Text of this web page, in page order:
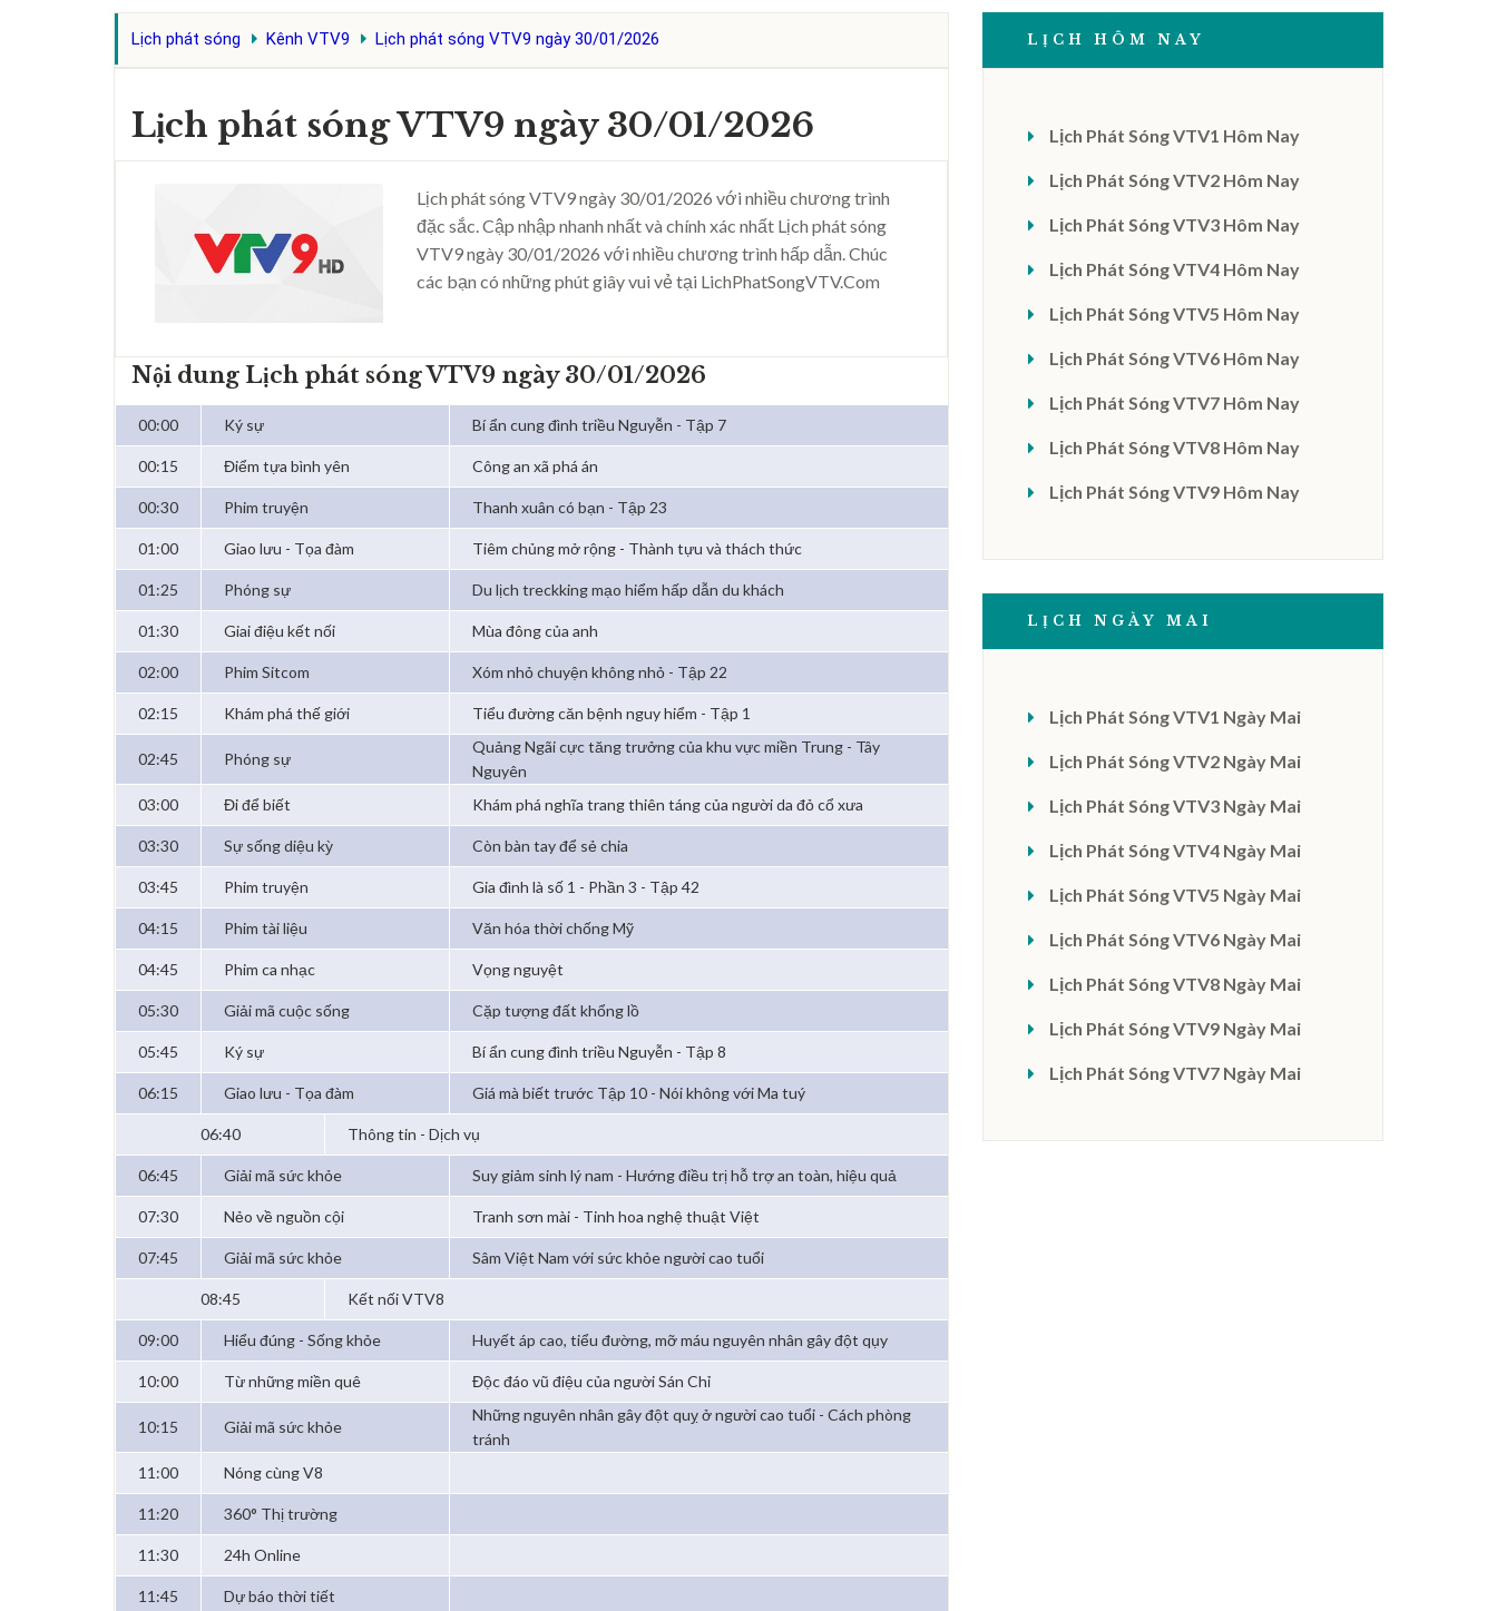
Lịch phát sóng Kênh VTV9 Lịch phát sóng VTV9 ngày 30/01/2026
Lịch phát sóng VTV9 ngày 30/01/2026
Lịch phát sóng VTV9 ngày 30/01/2026 với nhiều chương trình
đặc sắc. Cập nhập nhanh nhất và chính xác nhất Lịch phát sóng
VTV9 ngày 30/01/2026 với nhiều chương trình hấp dẫn. Chúc
các bạn có những phút giây vui vẻ tại LichPhatSongVTV.Com
Nội dung Lịch phát sóng VTV9 ngày 30/01/2026
00:00 Ký sự Bí ẩn cung đình triều Nguyễn - Tập 7
00:15 Điểm tựa bình yên Công an xã phá án
00:30 Phim truyện Thanh xuân có bạn - Tập 23
01:00 Giao lưu - Tọa đàm Tiêm chủng mở rộng - Thành tựu và thách thức
01:25 Phóng sự Du lịch treckking mạo hiểm hấp dẫn du khách
01:30 Giai điệu kết nối Mùa đông của anh
02:00 Phim Sitcom Xóm nhỏ chuyện không nhỏ - Tập 22
02:15 Khám phá thế giới Tiểu đường căn bệnh nguy hiểm - Tập 1
02:45 Phóng sự
Quảng Ngãi cực tăng trưởng của khu vực miền Trung - Tây
Nguyên
03:00
Đi để biết Khám phá nghĩa trang thiên táng của người da đỏ cổ xưa
03:30 Sự sống diệu kỳ Còn bàn tay để sẻ chia
03:45 Phim truyện Gia đình là số 1 - Phần 3 - Tập 42
04:15 Phim tài liệu Văn hóa thời chống Mỹ
04:45 Phim ca nhạc Vọng nguyệt
05:30 Giải mã cuộc sống Cặp tượng đất khổng lồ
05:45 Ký sự Bí ẩn cung đình triều Nguyễn - Tập 8
06:15 Giao lưu - Tọa đàm Giá mà biết trước Tập 10 - Nói không với Ma tuý
06:40 Thông tin - Dịch vụ
06:45 Giải mã sức khỏe Suy giảm sinh lý nam - Hướng điều trị hỗ trợ an toàn, hiệu quả
07:30 Nẻo về nguồn cội Tranh sơn mài - Tinh hoa nghệ thuật Việt
07:45 Giải mã sức khỏe Sâm Việt Nam với sức khỏe người cao tuổi
08:45 Kết nối VTV8
09:00 Hiểu đúng - Sống khỏe Huyết áp cao, tiểu đường, mỡ máu nguyên nhân gây đột qụy
10:00 Từ những miền quê Độc đáo vũ điệu của người Sán Chỉ
10:15 Giải mã sức khỏe
Những nguyên nhân gây đột quỵ ở người cao tuổi - Cách phòng
tránh
11:00
Nóng cùng V8
11:20 360° Thị trường
11:30 24h Online
11:45 Dự báo thời tiết
LỊCH HÔM NAY
Lịch Phát Sóng VTV1 Hôm Nay
Lịch Phát Sóng VTV2 Hôm Nay
Lịch Phát Sóng VTV3 Hôm Nay
Lịch Phát Sóng VTV4 Hôm Nay
Lịch Phát Sóng VTV5 Hôm Nay
Lịch Phát Sóng VTV6 Hôm Nay
Lịch Phát Sóng VTV7 Hôm Nay
Lịch Phát Sóng VTV8 Hôm Nay
Lịch Phát Sóng VTV9 Hôm Nay
LỊCH NGÀY MAI
Lịch Phát Sóng VTV1 Ngày Mai
Lịch Phát Sóng VTV2 Ngày Mai
Lịch Phát Sóng VTV3 Ngày Mai
Lịch Phát Sóng VTV4 Ngày Mai
Lịch Phát Sóng VTV5 Ngày Mai
Lịch Phát Sóng VTV6 Ngày Mai
Lịch Phát Sóng VTV8 Ngày Mai
Lịch Phát Sóng VTV9 Ngày Mai
Lịch Phát Sóng VTV7 Ngày Mai